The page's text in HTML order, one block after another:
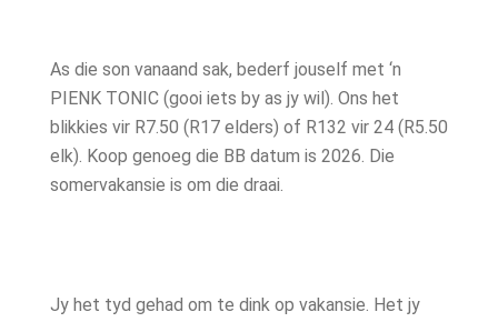
As die son vanaand sak, bederf jouself met ‘n
PIENK TONIC (gooi iets by as jy wil). Ons het
blikkies vir R7.50 (R17 elders) of R132 vir 24 (R5.50
elk). Koop genoeg die BB datum is 2026. Die
somervakansie is om die draai.
Jy het tyd gehad om te dink op vakansie. Het jy